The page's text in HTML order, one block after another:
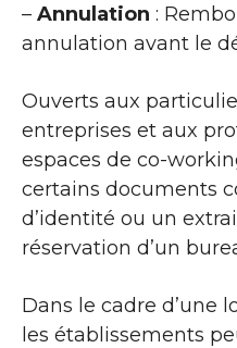
– Annulation :
annulation avant le
Ouverts aux
entreprises et aux
espaces de co-
certains documents
d’identité ou un
réservation d’un
Dans le cadre d’une
les établissements